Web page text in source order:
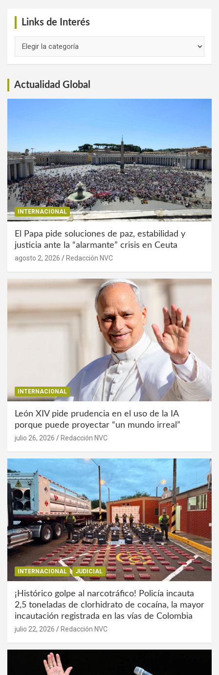
Links de Interés
Actualidad Global
INTERNACIONAL
El Papa pide soluciones de paz, estabilidad y
justicia ante la “alarmante” crisis en Ceuta
agosto 2, 2026 Redacción NVC
INTERNACIONAL
León XIV pide prudencia en el uso de la IA
porque puede proyectar “un mundo irreal”
julio 26, 2026 Redacción NVC
INTERNACIONAL JUDICIAL
¡Histórico golpe al narcotráfico! Policía incauta
2,5 toneladas de clorhidrato de cocaína, la mayor
incautación registrada en las vías de Colombia
julio 22, 2026 Redacción NVC